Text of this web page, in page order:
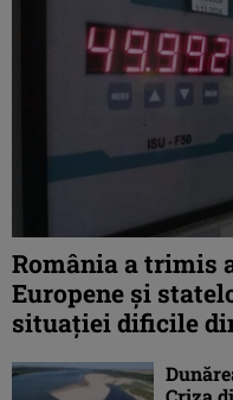
România a trimis
Europene și
situației dificile